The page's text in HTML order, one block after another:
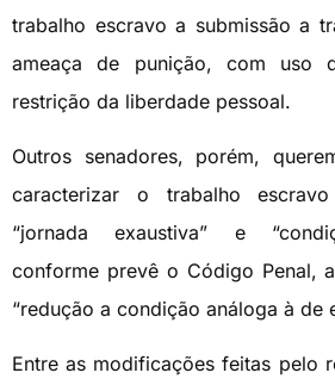
trabalho escravo a submissão a
ameaça de punição, com uso
restrição da liberdade pessoal.
Outros senadores, porém,
caracterizar o trabalho
“jornada exaustiva” e
conforme prevê o Código Penal,
“redução a condição análoga à de
Entre as modificações feitas pelo